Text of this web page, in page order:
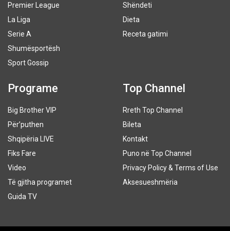
Premier League
La Liga
Serie A
Shumësportësh
Sport Gossip
Shëndeti
Dieta
Receta gatimi
Programe
Big Brother VIP
Për’puthen
Shqipëria LIVE
Fiks Fare
Video
Të gjitha programet
Guida TV
Top Channel
Rreth Top Channel
Bileta
Kontakt
Puno në Top Channel
Privacy Policy & Terms of Use
Aksesueshmëria